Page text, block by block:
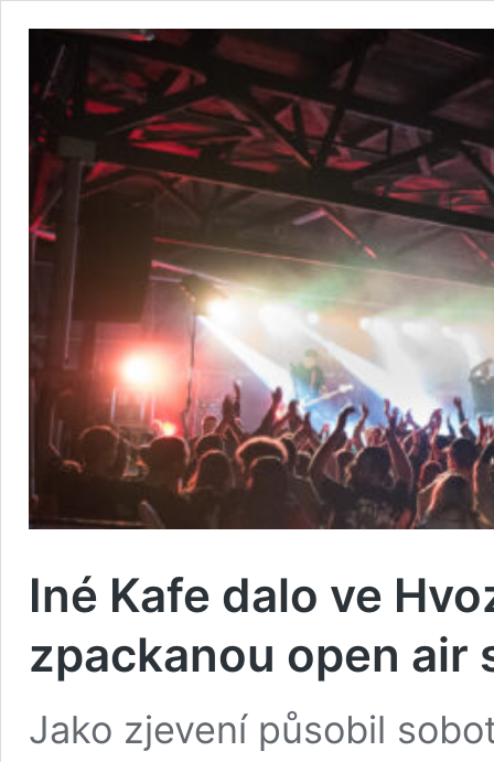
Iné Kafe dalo ve
zpackanou open air
Jako zjevení působil